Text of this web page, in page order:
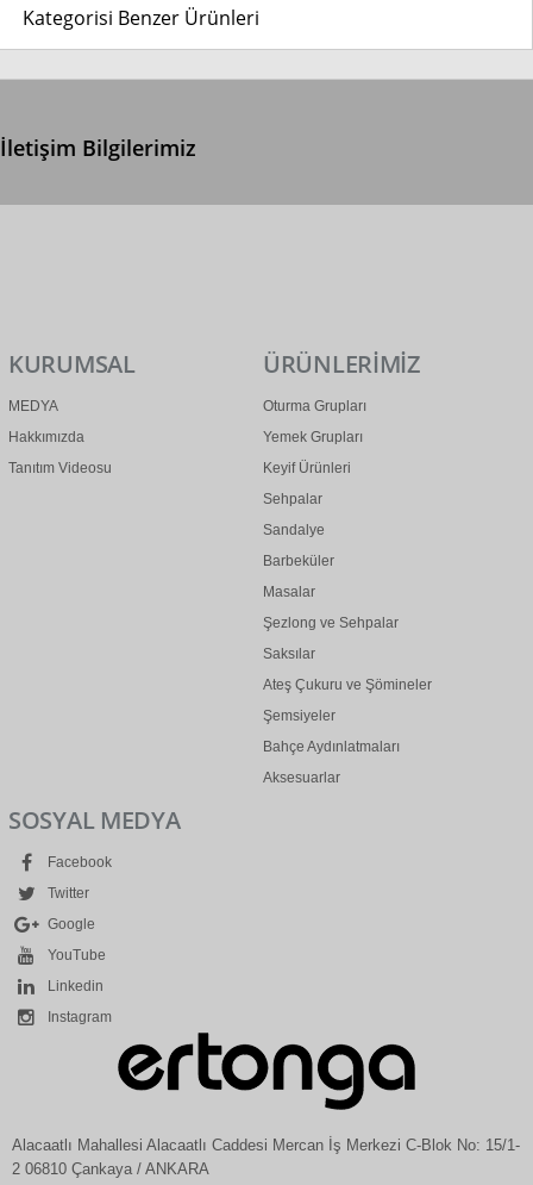
Kategorisi Benzer Ürünleri
İletişim Bilgilerimiz
KURUMSAL
MEDYA
Hakkımızda
Tanıtım Videosu
ÜRÜNLERİMİZ
Oturma Grupları
Yemek Grupları
Keyif Ürünleri
Sehpalar
Sandalye
Barbeküler
Masalar
Şezlong ve Sehpalar
Saksılar
Ateş Çukuru ve Şömineler
Şemsiyeler
Bahçe Aydınlatmaları
Aksesuarlar
SOSYAL MEDYA
Facebook
Twitter
Google
YouTube
Linkedin
Instagram
Alacaatlı Mahallesi Alacaatlı Caddesi Mercan İş Merkezi C-Blok No: 15/1-
2 06810 Çankaya / ANKARA